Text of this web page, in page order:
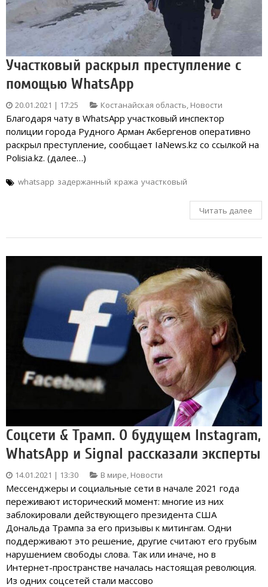
Участковый раскрыл преступление с
помощью WhatsApp
20.01.2021 | 17:25 Костанайская область, Новости
Благодаря чату в WhatsApp участковый инспектор
полиции города Рудного Арман Акбергенов оперативно
раскрыл преступление, сообщает IaNews.kz со ссылкой на
Polisia.kz. (далее…)
whatsapp задержанный кража участковый
Читать далее
Соцсети & Трамп. О будущем Instagram,
WhatsApp и Signal рассказали эксперты
14.01.2021 | 13:30 В мире, Новости
Мессенджеры и социальные сети в начале 2021 года
переживают исторический момент: многие из них
заблокировали действующего президента США
Дональда Трампа за его призывы к митингам. Одни
поддерживают это решение, другие считают его грубым
нарушением свободы слова. Так или иначе, но в
Интернет-пространстве началась настоящая революция.
Из одних соцсетей стали массово